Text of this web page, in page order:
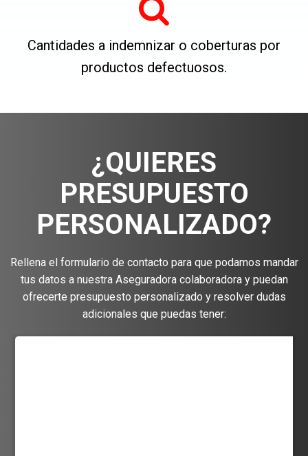
Cantidades a indemnizar o coberturas por
productos defectuosos.
¿QUIERES
PRESUPUESTO
PERSONALIZADO?
Rellena el formulario de contacto para que podamos mandar
tus datos a nuestra Aseguradora colaboradora y puedan
ofrecerte presupuesto personalizado y resolver dudas
adicionales que puedas tener: